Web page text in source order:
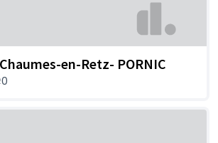
en-Retz- PORNIC
0